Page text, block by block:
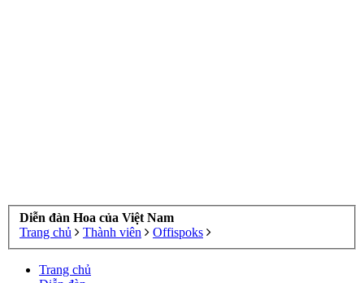
Diễn đàn Hoa của Việt Nam
Trang chủ
Thành viên Offispoks
Trang chủ